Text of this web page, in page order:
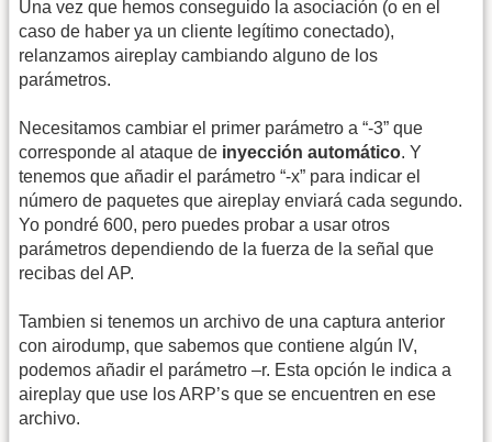
Una vez que hemos conseguido la asociación (o en el
caso de haber ya un cliente legítimo conectado),
relanzamos aireplay cambiando alguno de los
parámetros.
Necesitamos cambiar el primer parámetro a “-3” que
corresponde al ataque de inyección automático. Y
tenemos que añadir el parámetro “-x” para indicar el
número de paquetes que aireplay enviará cada segundo.
Yo pondré 600, pero puedes probar a usar otros
parámetros dependiendo de la fuerza de la señal que
recibas del AP.
Tambien si tenemos un archivo de una captura anterior
con airodump, que sabemos que contiene algún IV,
podemos añadir el parámetro –r. Esta opción le indica a
aireplay que use los ARP’s que se encuentren en ese
archivo.